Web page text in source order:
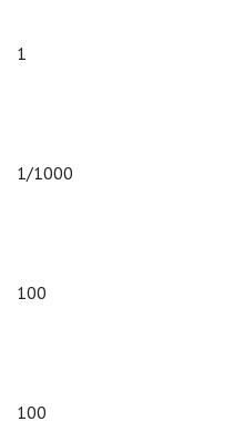
1
1/1000
100
100